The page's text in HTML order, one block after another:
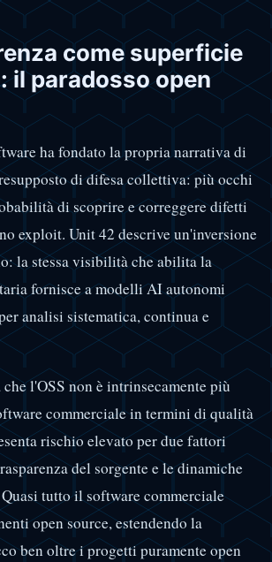
come superficie
il paradosso open
ha fondato la propria narrativa di
di difesa collettiva: più occhi
di scoprire e correggere difetti
exploit. Unit 42 descrive un'inversione
la stessa visibilità che abilita la
fornisce a modelli AI autonomi
analisi sistematica, continua e
l'OSS non è intrinsecamente più
commerciale in termini di qualità
rischio elevato per due fattori
del sorgente e le dinamiche
tutto il software commerciale
open source, estendendo la
ben oltre i progetti puramente open